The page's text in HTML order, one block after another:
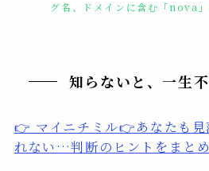
グ名、ドメインに含む「nova」
知らないと、一生不
👉 マイニチミル👉あなたも見
れない…判断のヒントをまと